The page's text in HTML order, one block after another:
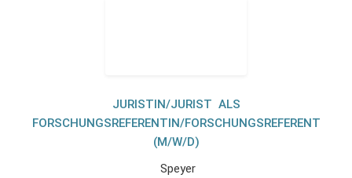
JURISTIN/JURIST ALS
FORSCHUNGSREFERENTIN/FORSCHUNGSREFERENT
(M/W/D)
Speyer